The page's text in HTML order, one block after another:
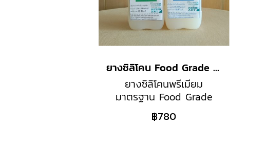
ยางซิลิโคน Food Grade SF820
ยางซิลิโคนพรีเมียม
มาตรฐาน Food Grade
USA รุ่น SF820 สำหรับทำ
แม่พิมพ์อาหารและขนม เช่น
฿780